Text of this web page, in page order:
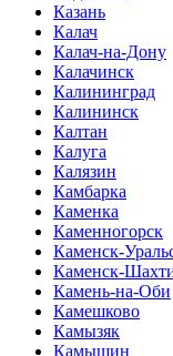
Казань
Калач
Калач-на-Дону
Калачинск
Калининград
Калининск
Калтан
Калуга
Калязин
Камбарка
Каменка
Каменногорск
Каменск-
Каменск-
Камень-на-Оби
Камешково
Камызяк
Камышин